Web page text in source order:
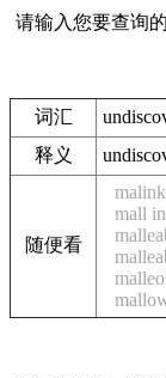
请输入您要查询
词汇
释义
随便看
mall